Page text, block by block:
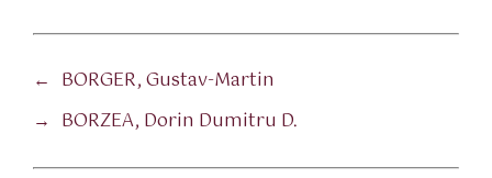
← BORGER, Gustav-Martin
→ BORZEA, Dorin Dumitru D.